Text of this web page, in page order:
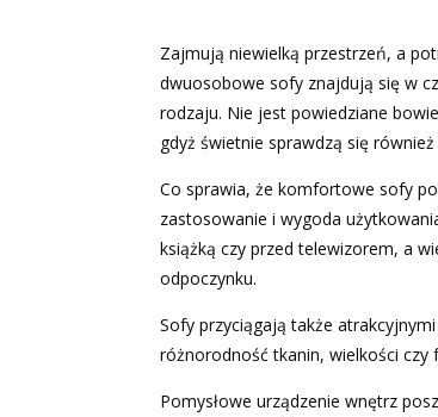
Zajmują niewielką przestrzeń, a
dwuosobowe sofy znajdują się w
rodzaju. Nie jest powiedziane
gdyż świetnie sprawdzą się
Co sprawia, że komfortowe sofy
zastosowanie i wygoda
książką czy przed telewizorem, a
odpoczynku.
Sofy przyciągają także
różnorodność tkanin, wielkości czy
Pomysłowe urządzenie wnętrz